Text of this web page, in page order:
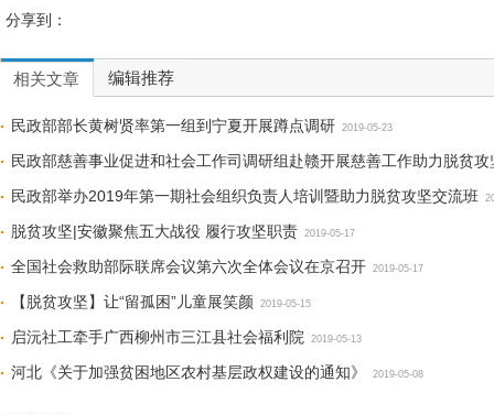
分享到：
相关文章 编辑推荐
民政部部长黄树贤率第一组到宁夏开展蹲点调研 2019-05-23
民政部慈善事业促进和社会工作司调研组赴赣开展慈善工作助力脱贫攻
民政部举办2019年第一期社会组织负责人培训暨助力脱贫攻坚交流班
脱贫攻坚|安徽聚焦五大战役 履行攻坚职责 2019-05-17
全国社会救助部际联席会议第六次全体会议在京召开 2019-05-17
【脱贫攻坚】让“留孤困”儿童展笑颜 2019-05-15
启沅社工牵手广西柳州市三江县社会福利院 2019-05-13
河北《关于加强贫困地区农村基层政权建设的通知》 2019-05-08